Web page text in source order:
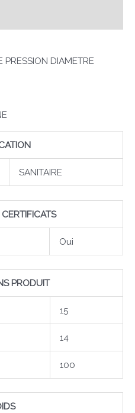
PRESSION DIAMETRE
SANITAIRE
Oui
PRODUIT
15
14
100